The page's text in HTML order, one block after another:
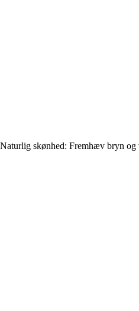
Naturlig skønhed: Fremhæv bryn